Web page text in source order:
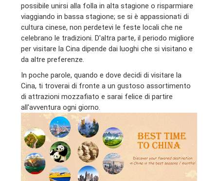
possibile unirsi alla folla in alta stagione o risparmiare
viaggiando in bassa stagione; se si è appassionati di
cultura cinese, non perdetevi le feste locali che ne
celebrano le tradizioni. D'altra parte, il periodo migliore
per visitare la Cina dipende dai luoghi che si visitano e
da altre preferenze.
In poche parole, quando e dove decidi di visitare la
Cina, ti troverai di fronte a un gustoso assortimento
di attrazioni mozzafiato e sarai felice di partire
all'avventura ogni giorno.